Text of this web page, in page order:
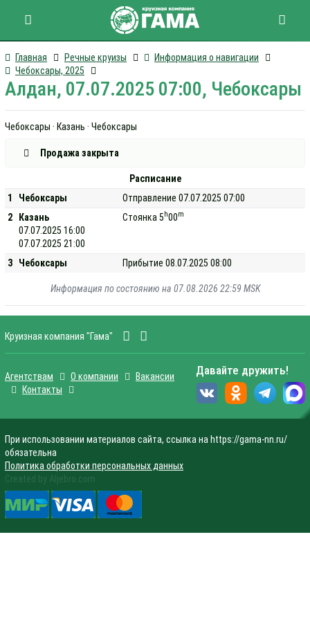
Главная Речные круизы
Информация о навигации
Чебоксары, 2025
Алдан, 07.07.2025 07:00, Чебоксары
Чебоксары · Казань · Чебоксары
Продажа закрыта
Расписание
1
Чебоксары
Отправление 07.07.2025 07:00
2
Казань
07.07.2025 16:00
07.07.2025 21:00
Стоянка 5 h00m
3 Чебоксары Прибытие 08.07.2025 08:00
Информация по состоянию на 07.08.2026 22:59 MSK
Круизная компания "Гама"
Агентствам О компании
Вакансии
Контакты
Давайте дружить!
При использовании материалов сайта, ссылка на https://gama-nn.ru/
обязательна
Политика обработки персональных данных
Created by Aljebro.com